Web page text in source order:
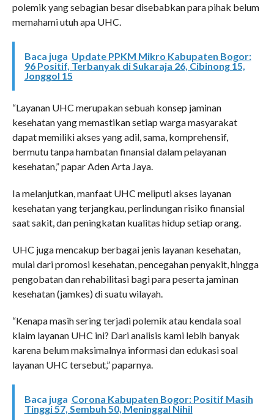
polemik yang sebagian besar disebabkan para pihak belum
memahami utuh apa UHC.
Baca juga Update PPKM Mikro Kabupaten Bogor:
96 Positif, Terbanyak di Sukaraja 26, Cibinong 15,
Jonggol 15
“Layanan UHC merupakan sebuah konsep jaminan
kesehatan yang memastikan setiap warga masyarakat
dapat memiliki akses yang adil, sama, komprehensif,
bermutu tanpa hambatan finansial dalam pelayanan
kesehatan,” papar Aden Arta Jaya.
Ia melanjutkan, manfaat UHC meliputi akses layanan
kesehatan yang terjangkau, perlindungan risiko finansial
saat sakit, dan peningkatan kualitas hidup setiap orang.
UHC juga mencakup berbagai jenis layanan kesehatan,
mulai dari promosi kesehatan, pencegahan penyakit, hingga
pengobatan dan rehabilitasi bagi para peserta jaminan
kesehatan (jamkes) di suatu wilayah.
“Kenapa masih sering terjadi polemik atau kendala soal
klaim layanan UHC ini? Dari analisis kami lebih banyak
karena belum maksimalnya informasi dan edukasi soal
layanan UHC tersebut,” paparnya.
Baca juga Corona Kabupaten Bogor: Positif Masih
Tinggi 57, Sembuh 50, Meninggal Nihil